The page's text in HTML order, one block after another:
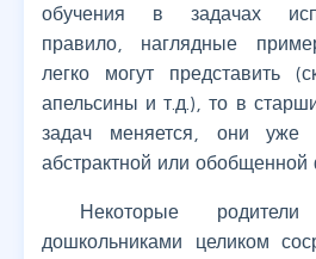
обучения в задачах
правило, наглядные
легко могут представить
апельсины и т.д.), то в
задач меняется, они уже
абстрактной или обобщенной
Некоторые
дошкольниками целиком